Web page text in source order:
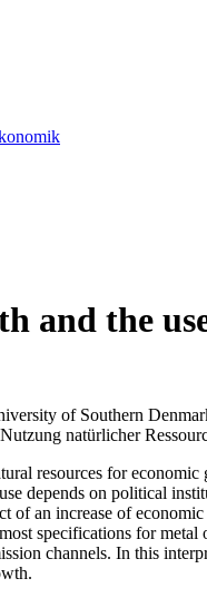
and the
of Southern
natürlicher
resources for
depends on political
of an increase of
specifications for
channels. In this